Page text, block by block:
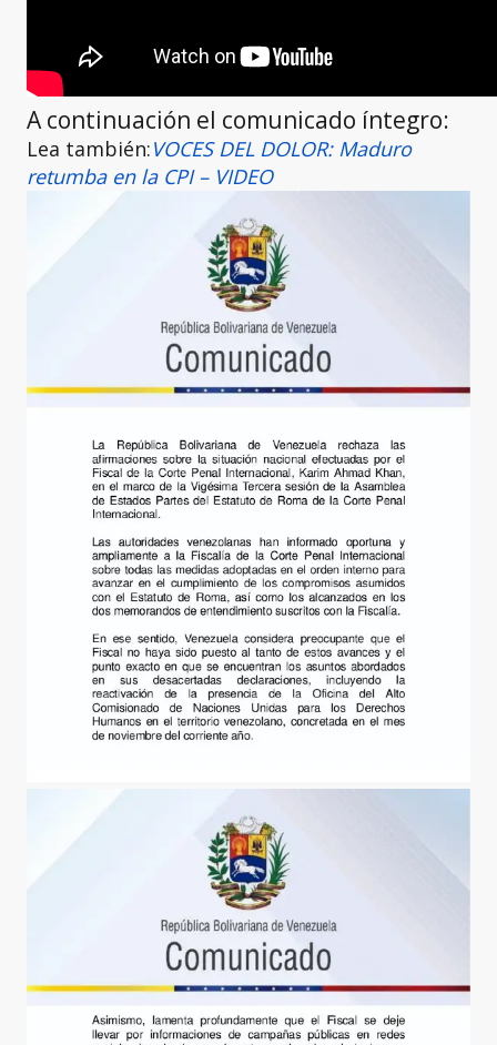
A continuación el comunicado íntegro:
Lea también:VOCES DEL DOLOR: Maduro
retumba en la CPI – VIDEO